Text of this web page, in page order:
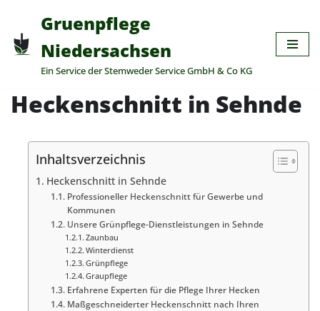
Zum
Inhalt
springen
Gruenpflege
Niedersachsen
Ein Service der Stemweder Service GmbH & Co KG
Heckenschnitt in Sehnde
Inhaltsverzeichnis
Heckenschnitt in Sehnde
Professioneller Heckenschnitt für Gewerbe und
Kommunen
Unsere Grünpflege-Dienstleistungen in Sehnde
Zaunbau
Winterdienst
Grünpflege
Graupflege
Erfahrene Experten für die Pflege Ihrer Hecken
Maßgeschneiderter Heckenschnitt nach Ihren